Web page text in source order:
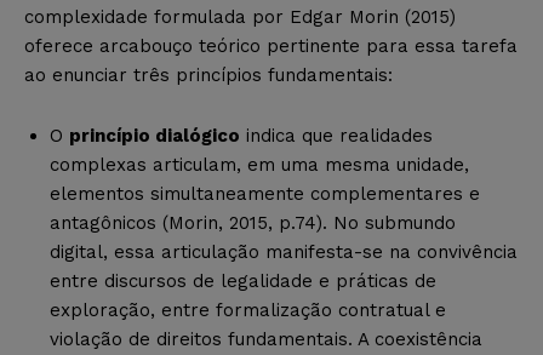
complexidade formulada por Edgar Morin (2015)
oferece arcabouço teórico pertinente para essa tarefa
ao enunciar três princípios fundamentais:
O princípio dialógico indica que realidades
complexas articulam, em uma mesma unidade,
elementos simultaneamente complementares e
antagônicos (Morin, 2015, p.74). No submundo
digital, essa articulação manifesta-se na convivência
entre discursos de legalidade e práticas de
exploração, entre formalização contratual e
violação de direitos fundamentais. A coexistência